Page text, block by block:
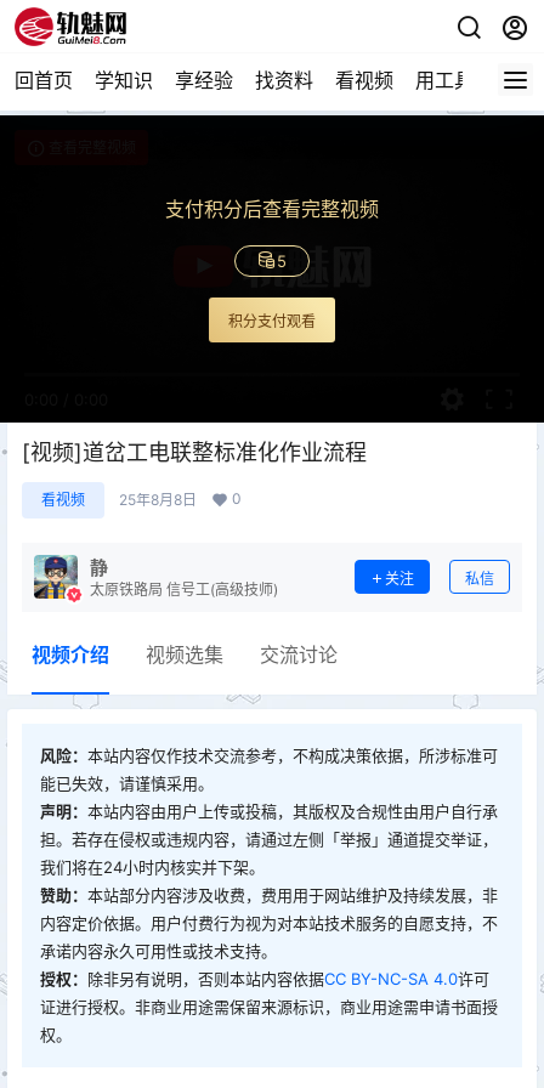
回首页 学知识 享经验 找资料 看视频 用工具 论技
支付积分后查看完整视频
5
积分支付观看
[视频]道岔工电联整标准化作业流程
看视频 25年8月8日 0
静
太原铁路局 信号工(高级技师)
关注 私信
视频介绍 视频选集 交流讨论
风险： 本站内容仅作技术交流参考，不构成决策依据，所涉标准可
能已失效，请谨慎采用。
声明： 本站内容由用户上传或投稿，其版权及合规性由用户自行承
担。若存在侵权或违规内容，请通过左侧「举报」通道提交举证，
我们将在24小时内核实并下架。
赞助： 本站部分内容涉及收费，费用用于网站维护及持续发展，非
内容定价依据。用户付费行为视为对本站技术服务的自愿支持，不
承诺内容永久可用性或技术支持。
授权： 除非另有说明，否则本站内容依据CC BY-NC-SA 4.0许可
证进行授权。非商业用途需保留来源标识，商业用途需申请书面授
权。